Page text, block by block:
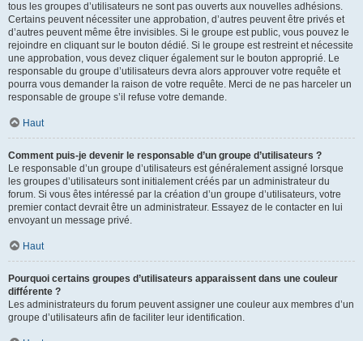
tous les groupes d’utilisateurs ne sont pas ouverts aux nouvelles adhésions.
Certains peuvent nécessiter une approbation, d’autres peuvent être privés et
d’autres peuvent même être invisibles. Si le groupe est public, vous pouvez le
rejoindre en cliquant sur le bouton dédié. Si le groupe est restreint et nécessite
une approbation, vous devez cliquer également sur le bouton approprié. Le
responsable du groupe d’utilisateurs devra alors approuver votre requête et
pourra vous demander la raison de votre requête. Merci de ne pas harceler un
responsable de groupe s’il refuse votre demande.
Haut
Comment puis-je devenir le responsable d’un groupe d’utilisateurs ?
Le responsable d’un groupe d’utilisateurs est généralement assigné lorsque
les groupes d’utilisateurs sont initialement créés par un administrateur du
forum. Si vous êtes intéressé par la création d’un groupe d’utilisateurs, votre
premier contact devrait être un administrateur. Essayez de le contacter en lui
envoyant un message privé.
Haut
Pourquoi certains groupes d’utilisateurs apparaissent dans une couleur
différente ?
Les administrateurs du forum peuvent assigner une couleur aux membres d’un
groupe d’utilisateurs afin de faciliter leur identification.